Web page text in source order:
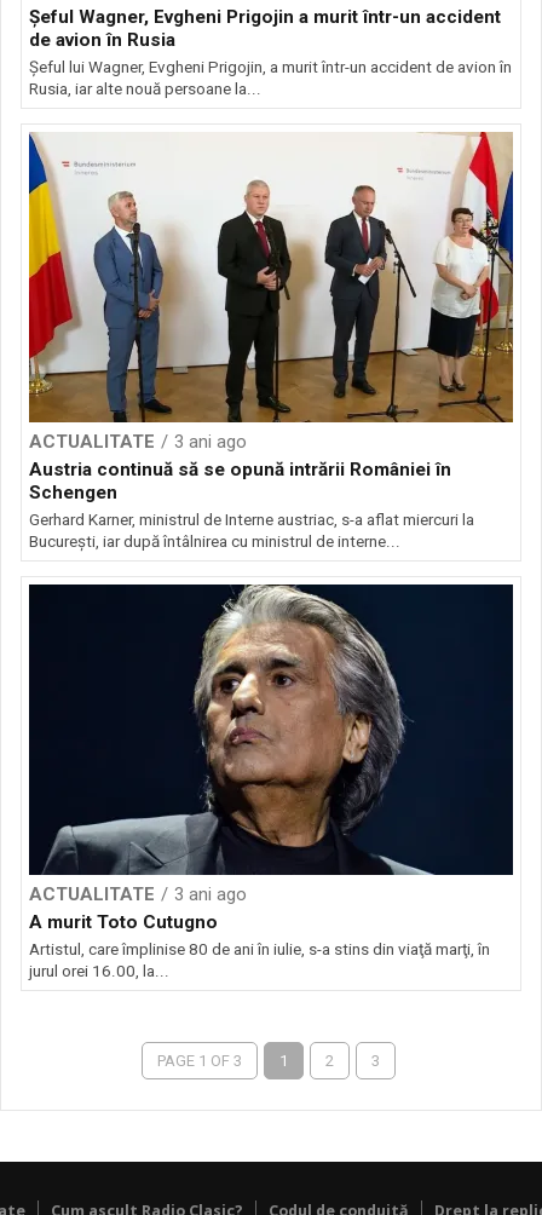
Șeful Wagner, Evgheni Prigojin a murit într-un accident
de avion în Rusia
Șeful lui Wagner, Evgheni Prigojin, a murit într-un accident de avion în
Rusia, iar alte nouă persoane la...
ACTUALITATE
3 ani ago
Austria continuă să se opună intrării României în
Schengen
Gerhard Karner, ministrul de Interne austriac, s-a aflat miercuri la
București, iar după întâlnirea cu ministrul de interne...
ACTUALITATE
3 ani ago
A murit Toto Cutugno
Artistul, care împlinise 80 de ani în iulie, s-a stins din viaţă marţi, în
jurul orei 16.00, la...
PAGE 1 OF 3 1 2 3
Cum ascult Radio Clasic? Codul de conduită Drept la